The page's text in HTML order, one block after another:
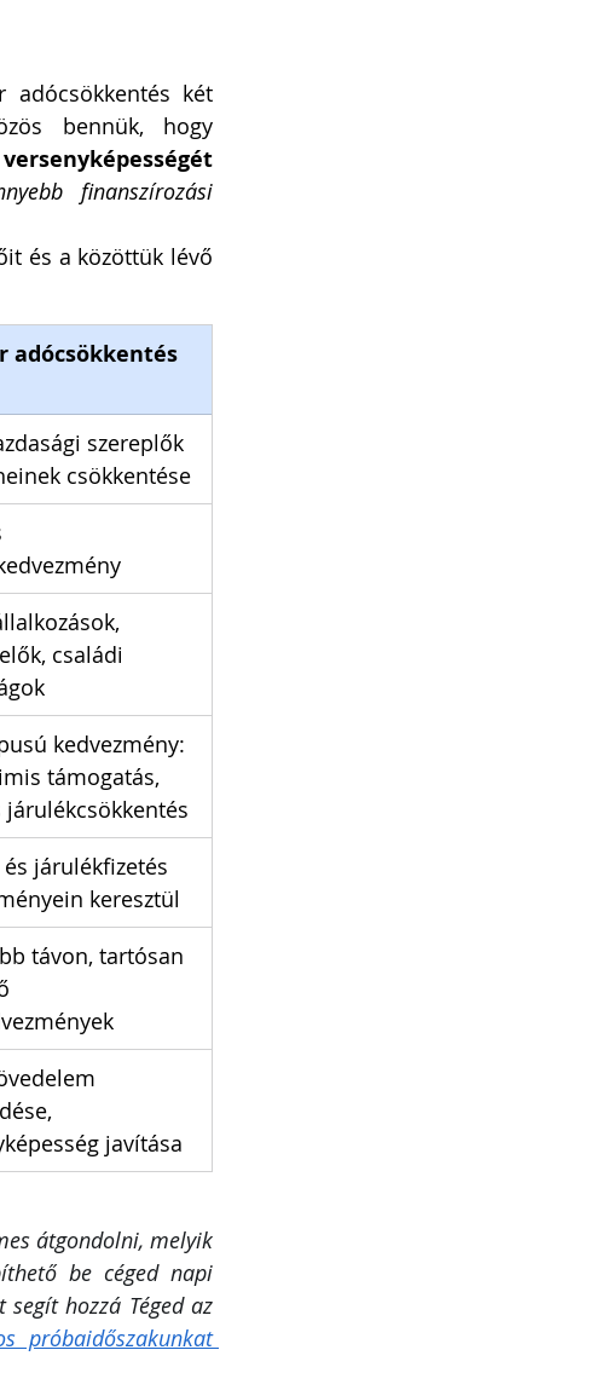
adócsökkentés két
finanszírozási
és a közöttük lévő
adócsökkentés
szereplők
csökkentése
családi
kedvezmény:
támogatás,
járulékcsökkentés
és járulékfizetés
keresztül
távon, tartósan
javítása
átgondolni, melyik
be céged napi
hozzá Téged az
próbaidőszakunkat